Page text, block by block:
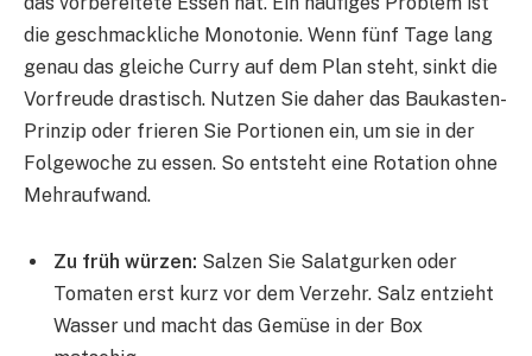
die geschmackliche Monotonie. Wenn fünf Tage lang
genau das gleiche Curry auf dem Plan steht, sinkt die
Vorfreude drastisch. Nutzen Sie daher das Baukasten-
Prinzip oder frieren Sie Portionen ein, um sie in der
Folgewoche zu essen. So entsteht eine Rotation ohne
Mehraufwand.
Zu früh würzen: Salzen Sie Salatgurken oder
Tomaten erst kurz vor dem Verzehr. Salz entzieht
Wasser und macht das Gemüse in der Box